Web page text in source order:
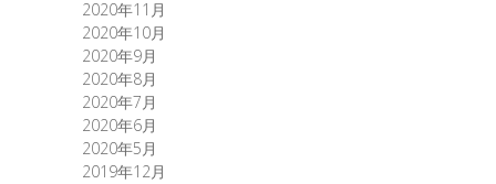
2020年11月
2020年10月
2020年9月
2020年8月
2020年7月
2020年6月
2020年5月
2019年12月